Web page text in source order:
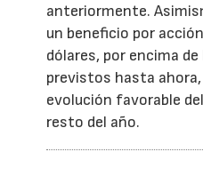
anteriormente.
un beneficio por
dólares, por encima
previstos hasta ahora,
evolución favorable
resto del año.